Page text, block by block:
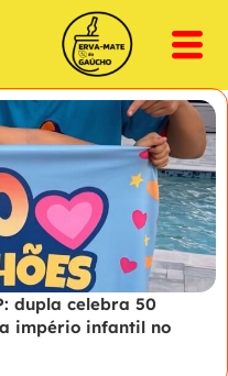
dupla celebra 50
império infantil no